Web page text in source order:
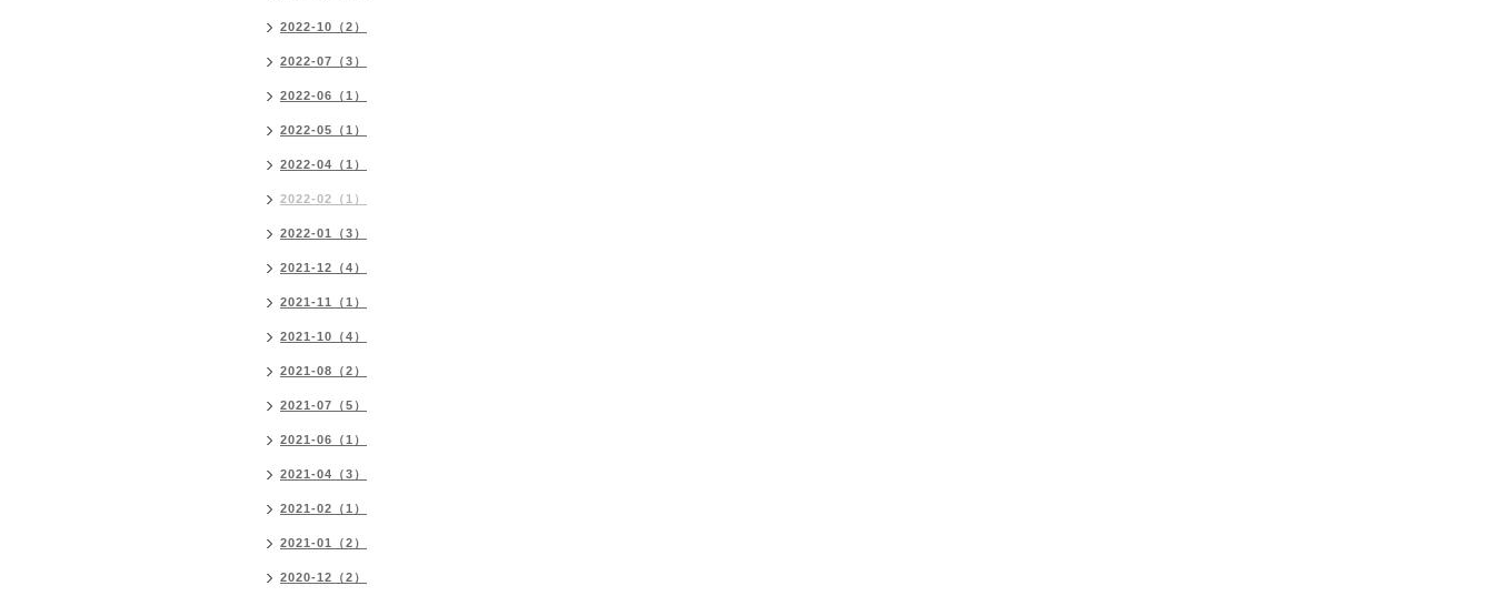
2022-10（2）
2022-07（3）
2022-06（1）
2022-05（1）
2022-04（1）
2022-02（1）
2022-01（3）
2021-12（4）
2021-11（1）
2021-10（4）
2021-08（2）
2021-07（5）
2021-06（1）
2021-04（3）
2021-02（1）
2021-01（2）
2020-12（2）